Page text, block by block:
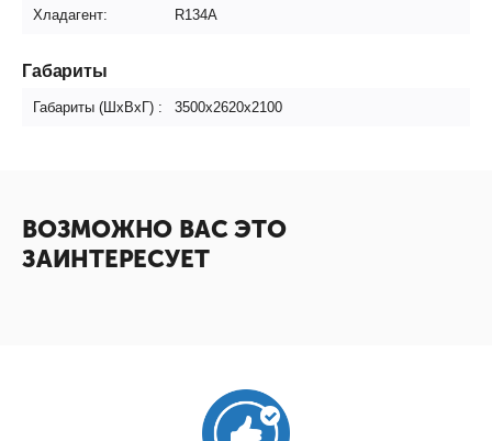
Хладагент: R134A
Габариты
Габариты (ШxВxГ) : 3500х2620х2100
ВОЗМОЖНО ВАС ЭТО
ЗАИНТЕРЕСУЕТ